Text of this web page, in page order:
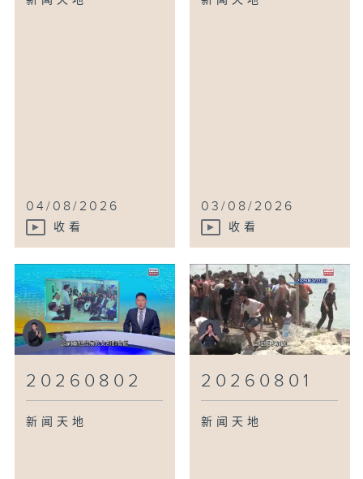
04/08/2026
收看
03/08/2026
收看
20260802
新闻天地
20260801
新闻天地